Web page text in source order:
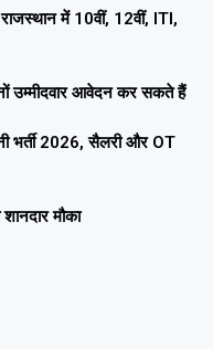
में 10वीं, 12वीं, ITI,
उम्मीदवार आवेदन कर सकते हैं
भर्ती 2026, सैलरी और OT
मौका